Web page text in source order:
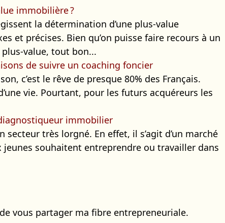
immobilière ?
la détermination d’une plus-value
et précises. Bien qu’on puisse faire recours à un
value, tout bon...
de suivre un coaching foncier
c’est le rêve de presque 80% des Français.
vie. Pourtant, pour les futurs acquéreurs les
immobilier
secteur très lorgné. En effet, il s’agit d’un marché
souhaitent entreprendre ou travailler dans
vous partager ma fibre entrepreneuriale.